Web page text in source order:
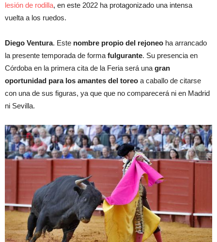
lesión de rodilla, en este 2022 ha protagonizado una intensa
vuelta a los ruedos.
Diego Ventura. Este nombre propio del rejoneo ha arrancado
la presente temporada de forma fulgurante. Su presencia en
Córdoba en la primera cita de la Feria será una gran
oportunidad para los amantes del toreo a caballo de citarse
con una de sus figuras, ya que que no comparecerá ni en Madrid
ni Sevilla.